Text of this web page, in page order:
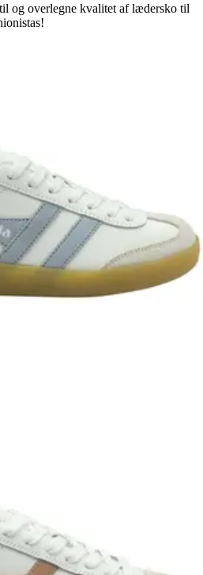
og overlegne kvalitet af lædersko til